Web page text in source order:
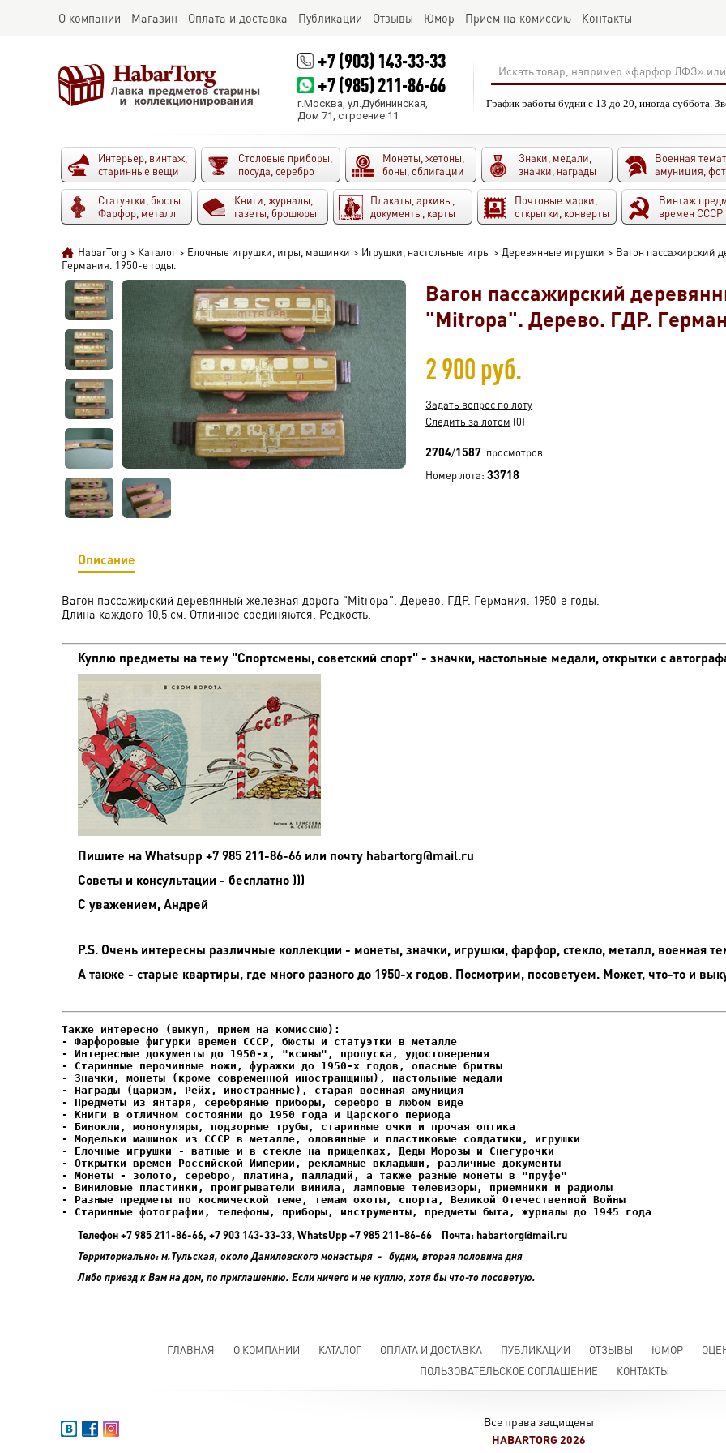
О компании Магазин Оплата и доставка Публикации Отзывы Юмор Прием на комиссию Контакты
+7 (903) 143-33-33
+7 (985) 211-86-66
г.Москва, ул.Дубининская,
Дом 71, строение 11
График работы будни с 13 до 20, иногда суббота.
Интерьер, винтаж,
старинные вещи
Столовые приборы,
посуда, серебро
Монеты, жетоны,
боны, облигации
Знаки, медали,
значки, награды
Военная
амуниция,
Статуэтки, бюсты.
Фарфор, металл
Книги, журналы,
газеты, брошюры
Плакаты, архивы,
документы, карты
Почтовые марки,
открытки, конверты
Винтаж
времен СССР
HabarTorg > Каталог > Елочные игрушки, игры, машинки > Игрушки, настольные игры > Деревянные игрушки > Вагон пассажирский
Германия. 1950-е годы.
Вагон пассажирский
"Mitropa". Дерево. ГДР.
2 900 руб.
Задать вопрос по лоту
Следить за лотом (0)
2704/1587 просмотров
Номер лота:33718
Описание
Вагон пассажирский деревянный железная дорога "Mitropa". Дерево. ГДР. Германия. 1950-е годы.
Длина каждого 10,5 см. Отличное соединяются. Редкость.
Куплю предметы на тему "Спортсмены, советский спорт" - значки, настольные медали, открытки с
Пишите на Whatsupp +7 985 211-86-66 или почту habartorg@mail.ru
Советы и консультации - бесплатно )))
С уважением, Андрей
P.S. Очень интересны различные коллекции - монеты, значки, игрушки, фарфор, стекло, металл, военная
А также - старые квартиры, где много разного до 1950-х годов. Посмотрим, посоветуем. Может, что-то и
- Фарфоровые фигурки времен СССР, бюсты и статуэтки в металле
- Интересные документы до 1950-х, "ксивы", пропуска, удостоверения
- Елочные игрушки - ватные и в стекле на прищепках, Деды Морозы и Снегурочки
- Старинные фотографии, телефоны, приборы, инструменты, предметы быта, журналы до 1945 года
Телефон +7 985 211-86-66, +7 903 143-33-33, WhatsUpp +7 985 211-86-66 Почта: habartorg@mail.ru
Территориально: м.Тульская, около Даниловского монастыря - будни, вторая половина дня
Либо приезд к Вам на дом, по приглашению. Если ничего и не куплю, хотя бы что-то посоветую.
ГЛАВНАЯ О КОМПАНИИ КАТАЛОГ ОПЛАТА И ДОСТАВКА ПУБЛИКАЦИИ ОТЗЫВЫ ЮМОР
ПОЛЬЗОВАТЕЛЬСКОЕ СОГЛАШЕНИЕ
КОНТАКТЫ
Все права защищены
HABARTORG 2026